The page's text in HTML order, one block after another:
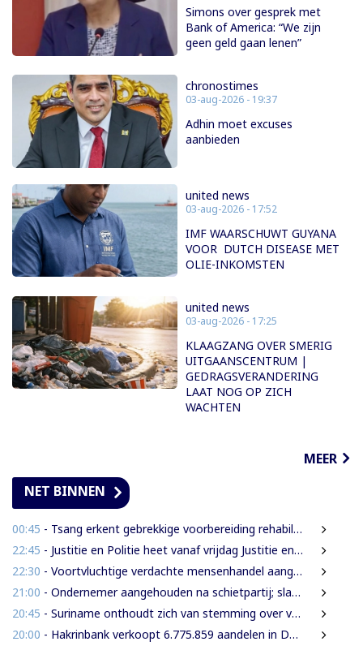
Simons over gesprek met
Bank of America: “We zijn
geen geld gaan lenen”
chronostimes
03-aug-2026 - 19:37
Adhin moet excuses
aanbieden
united news
03-aug-2026 - 17:52
IMF WAARSCHUWT GUYANA
VOOR DUTCH DISEASE MET
OLIE-INKOMSTEN
united news
03-aug-2026 - 17:25
KLAAGZANG OVER SMERIG
UITGAANSCENTRUM |
GEDRAGSVERANDERING
LAAT NOG OP ZICH
WACHTEN
MEER
NET BINNEN
00:45 - Tsang erkent gebrekkige voorbereiding rehabilitatie Domineestraat
22:45 - Justitie en Politie heet vanaf vrijdag Justitie en Veiligheid
22:30 - Voortvluchtige verdachte mensenhandel aangehouden in Guyana en uitgeleverd aan Suriname
21:00 - Ondernemer aangehouden na schietpartij; slachtoffer gewond door schampschoten
20:45 - Suriname onthoudt zich van stemming over verlenging mandaat VN-mensenrechtenchef
20:00 - Hakrinbank verkoopt 6.775.859 aandelen in DSB via openbare digitale inschrijving